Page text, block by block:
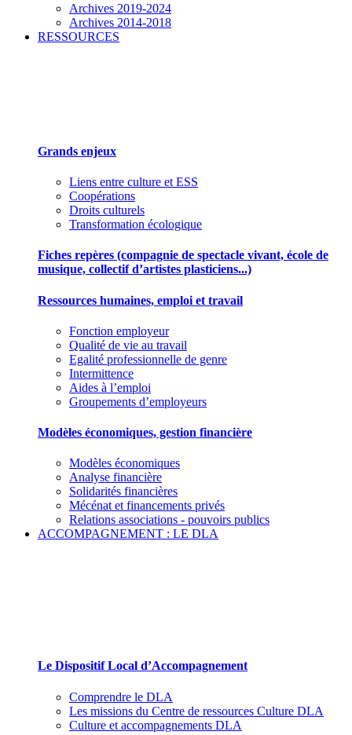
Archives 2019-2024
Archives 2014-2018
RESSOURCES
Grands enjeux
Liens entre culture et ESS
Coopérations
Droits culturels
Transformation écologique
Fiches repères (compagnie de spectacle vivant, école de
musique, collectif d’artistes plasticiens...)
Ressources humaines, emploi et travail
Fonction employeur
Qualité de vie au travail
Egalité professionnelle de genre
Intermittence
Aides à l’emploi
Groupements d’employeurs
Modèles économiques, gestion financière
Modèles économiques
Analyse financière
Solidarités financières
Mécénat et financements privés
Relations associations - pouvoirs publics
ACCOMPAGNEMENT : LE DLA
Le Dispositif Local d’Accompagnement
Comprendre le DLA
Les missions du Centre de ressources Culture DLA
Culture et accompagnements DLA